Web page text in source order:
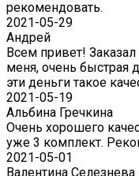
рекомендовать.
2021-05-29
Андрей
Всем привет!
меня, очень быстрая
эти деньги такое
2021-05-19
Альбина Гречкина
Очень хорошего
уже 3 комплект.
2021-05-01
Валентина Селезнева